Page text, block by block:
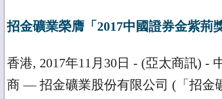
招金礦業榮膺「2017中國證券金紫荊
香港, 2017年11月30日 - (亞太商訊) -
商 — 招金礦業股份有限公司 (「招金